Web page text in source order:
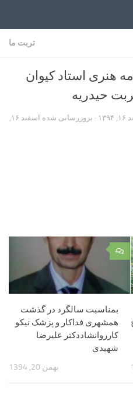
تربت ما
هنری استاد کیوان
حیدریه
· بروزرسانی شده
اسفند ۱۶,
۰
بمناسبت سالگرد در گذشت
همشهری فداکار و پزشک نیکو
کارروانشاددکتر علیرضا
شهیدی
بهمن 20, 1394